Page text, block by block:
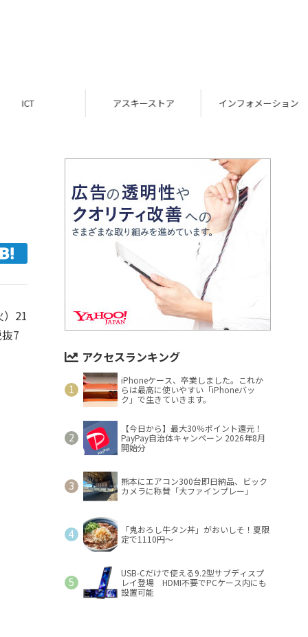
ICT アスキーストア インフォメーション
21
7
アクセスランキング
iPhoneケース、卒業しました。これか
らは最高に使いやすい「iPhoneバッ
ク」で生きていきます。
【今日から】最大30％ポイント還元！
PayPay自治体キャンペーン 2026年8月
開始分
熊本にエアコン300台即日納品、ビック
カメラに称賛「大ファインプレー」
「鬼おろし牛タン丼」がおいしそ！夏限
定で1110円～
USB-Cだけで使える9.2型サブディスプ
レイ登場 HDMI不要でPCケース内にも
設置可能